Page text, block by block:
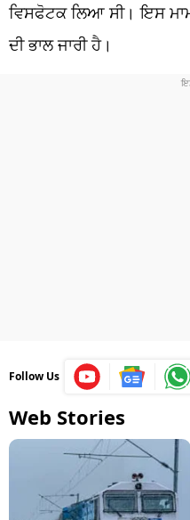
ਵਿਸਫੋਟਕ ਲਿਆ ਸੀ। ਇਸ
ਦੀ ਭਾਲ ਜਾਰੀ ਹੈ।
Follow Us
Web Stories